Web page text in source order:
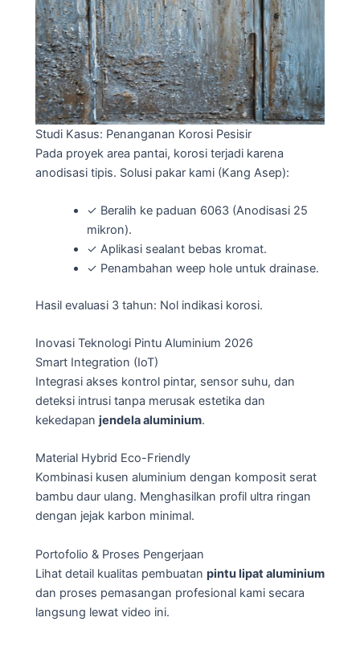
Studi Kasus: Penanganan Korosi Pesisir
Pada proyek area pantai, korosi terjadi karena
anodisasi tipis. Solusi pakar kami (Kang Asep):
✓ Beralih ke paduan 6063 (Anodisasi 25
mikron).
✓ Aplikasi sealant bebas kromat.
✓ Penambahan weep hole untuk drainase.
Hasil evaluasi 3 tahun: Nol indikasi korosi.
Inovasi Teknologi Pintu Aluminium 2026
Smart Integration (IoT)
Integrasi akses kontrol pintar, sensor suhu, dan
deteksi intrusi tanpa merusak estetika dan
kekedapan jendela aluminium.
Material Hybrid Eco-Friendly
Kombinasi kusen aluminium dengan komposit serat
bambu daur ulang. Menghasilkan profil ultra ringan
dengan jejak karbon minimal.
Portofolio & Proses Pengerjaan
Lihat detail kualitas pembuatan pintu lipat aluminium
dan proses pemasangan profesional kami secara
langsung lewat video ini.